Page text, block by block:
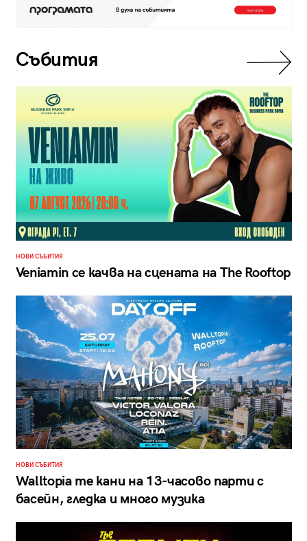
Събития
НОВИ СЪБИТИЯ
Veniamin се качва на сцената на The Rooftop
НОВИ СЪБИТИЯ
Walltopia те кани на 13-часово парти с
басейн, гледка и много музика